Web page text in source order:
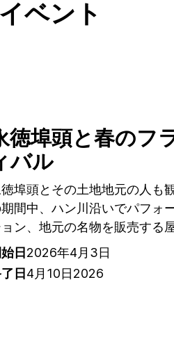
ベント
徳埠頭と春のフ
バル
埠頭とその土地地元の人も
間中、ハン川沿いでパフォ
ン、地元の名物を販売する
日 2026年4月3日
日 4月10日2026